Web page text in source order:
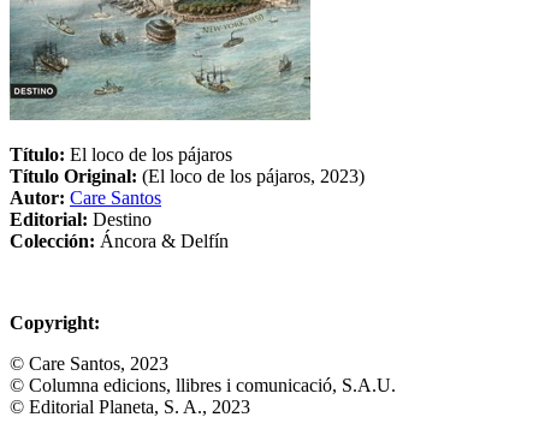
Título: El loco de los pájaros
Título Original: (El loco de los pájaros, 2023)
Autor: Care Santos
Editorial: Destino
Colección: Áncora & Delfín
Copyright:
© Care Santos, 2023
© Columna edicions, llibres i comunicació, S.A.U.
© Editorial Planeta, S. A., 2023